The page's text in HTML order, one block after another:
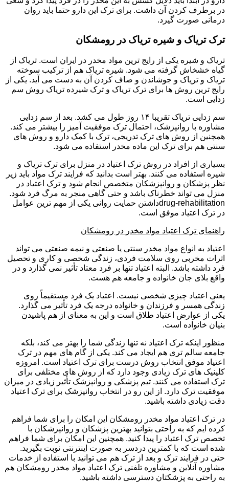
در برطرف کردن آن داشت. برای ترک این دارو حتما باید روان
درمانی صورت گیرد.
ترک تریاک و شیره تریاک در رومشکان
تریاک و شیره یکی از رایج ترین مواد مخدر در ایران است. تریاک از
گیاه خشخاش گرفته می شود. شیره تریاک هم از ترکیب سوخته
تریاک و تریاک و جوشاندن و صاف کردن آن به دست می آید. یکی از
رایج ترین روش ها برای ترک تریاک و ترک شیرده تریاک روش سم
زدایی است.
سم زدایی تریاک تقریبا ۱۴ روز طول می کشد. بعد از سم زدایی
مشاوره با روانپزشک، احتمال ترک موفقیت آمیز را بیشتر می کند.
همچنین از روش های ترک تدریجی، ترک با کمک دارو و روش های
سنتی هم برای ترک این ماده مخدر استفاده می شود.
بسیاری از افراد در روش ترک اعتیاد در منزل برای ترک تریاک و
شیره استفاده می کنند. بهتر است بدانید که فرایند ترک مواد باید زیر
نظر پزشکان و روانپزشکان متخصص انجام شود و ترک اعتیاد در
منزل می تواند خطرناک باشد و حتی گاهی منجر به مرگ فرد شود.
drug-rehabilitationداشتن حمایت روانی یکی از مهم ترین عوامل
در ترک اعتیاد موفق است.
راهنمای ترک اعتیاد مواد مخدر در رومشکان
اعتیاد به انواع مواد مخدر سنتی یا صنعتی و نیمه صنعتی می تواند
اثرات مخربی روی سلامت فردی، زندگی شخصی و کاری و تحصیل
فرد داشته باشد. البته اعتیاد تنها بر فرد معتاد تأثیر نمی گذارد و در
واقع بلای جان خانواده و جامعه هم هست.
یعنی اعتیاد چیزی شخصی نیست. اعتیاد یک فرد مستقیماً روی
زندگی همسر و فرزندان و خانواده درجه یک فرد تأثیر می گذارد.
یکی از عوارض اعتیاد طلاق است و این به معنای از هم پاشیدن
بنیان خانواده است.
منظور اینکه ترک اعتیاد نه تنها زندگی شما را بهتر می کند، بلکه
جامعه سالم تری هم ایجاد می کند. یکی از گام های مهم در ترک
اعتیاد موفق انتخاب روش درست برای ترک اعتیاد است. امروزه
کلینیک های ترک زیادی وجود دارد که از روش های مختلفی برای
ترک استفاده می کنند. تیم پزشکی و روانپزشک تأثیر زیادی در میزان
موفقیت ترک دارد. از این رو در انتخاب روانپزشک برای ترک اعتیاد
دقت زیادی داشته باشید.
در ترک اعتیاد مواد مخدر رومشکان این امکان را برای شما فراهم
کرده ایم که به راحتی بتوانید بهترین پزشکان و روانپزشکان با
تخصص ترک اعتیاد را پیدا کنید. همچنین این امکان برای شما فراهم
شده است که با کمترین دردسر به صورت اینترنتی نوبت بگیرید.
حتی در فرایند ترک و بعد از ترک هم می توانید با استفاده از خدمات
مشاوره آنلاین و مشاوره تلفنی ترک اعتیاد مواد مخدر رومشکان هم
به راحتی به پزشکتان دسترسی داشته باشید.